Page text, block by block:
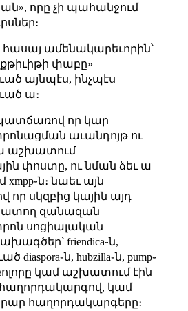
որը չի պահանջում
հասայ ամենակարեւորին՝
փաբը»
այնպէս, ինչպէս
ա։
որ կար
աւանդոյթ ու
աշխատում
փոստը, ու նման ձեւ ա
նաեւ այն
սկզբից կային այդ
զանազան
սոցիալական
friendica֊ն,
diaspora֊ն, hubzilla֊ն, pump֊
բոլորը կամ աշխատում էին
հաղորդակարգով, կամ
հաղորդակարգերը։